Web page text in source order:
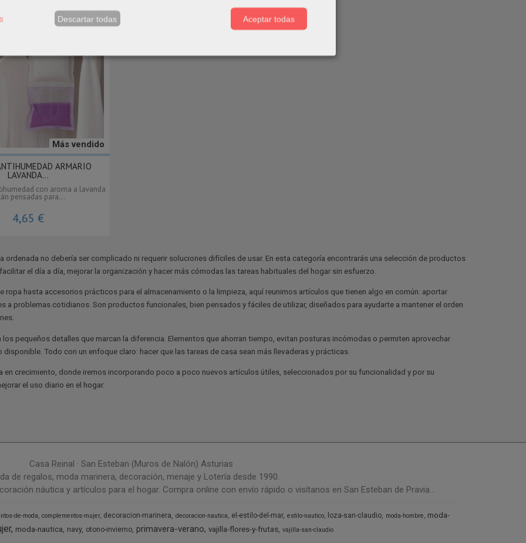
Más vendido
ARMARIO
LAVANDA...
con aroma a lavanda
pensadas para...
4,65 €
ordenada no debería ser complicado ni requerir soluciones difíciles de usar. En esta categoría encontrarás una selección de productos
el día a día, mejorar la organización y hacer más cómodas las tareas habituales del hogar sin esfuerzo.
ropa hasta accesorios prácticos para el almacenamiento o la limpieza, aquí reunimos artículos que tienen algo en común: aportar
a problemas cotidianos. Son productos funcionales, bien pensados y fáciles de utilizar, diseñados para ayudarte a mantener el orden
los pequeños detalles que marcan la diferencia. Elementos que ahorran tiempo, evitan posturas incómodas o permiten aprovechar
disponible. Todo con un enfoque claro: hacer que las tareas de casa sean más llevaderas y prácticas.
en crecimiento, donde iremos incorporando poco a poco nuevos artículos útiles, seleccionados por su funcionalidad y por su
el uso diario en el hogar.
Casa Reinal · San Esteban (Muros de Nalón) Asturias
de regalos, moda marinera, decoración, menaje y Lotería desde 1990.
náutica y artículos para el hogar. Compra online con envío rápido o visítanos en San Esteban de Pravia...
de-moda complementos-mujer decoracion-marinera decoracion-nautica el-estilo-del-mar estilo-nautico loza-san-claudio moda-hombre
moda-
moda-nautica navy otono-invierno primavera-verano vajilla-flores-y-frutas vajilla-san-claudio
Descartar todas Aceptar todas